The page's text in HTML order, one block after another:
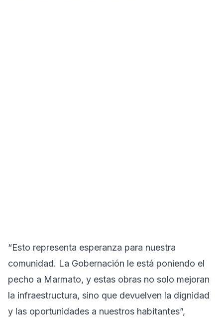
“Esto representa esperanza para nuestra
comunidad. La Gobernación le está poniendo el
pecho a Marmato, y estas obras no solo mejoran
la infraestructura, sino que devuelven la dignidad
y las oportunidades a nuestros habitantes”,